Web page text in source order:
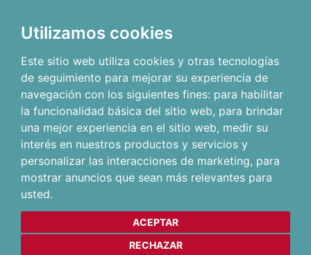
Utilizamos cookies
Este sitio web utiliza cookies y otras tecnologías
de seguimiento para mejorar su experiencia de
navegación con los siguientes fines: para habilitar
la funcionalidad básica del sitio web, para brindar
una mejor experiencia en el sitio web, medir su
interés en nuestros productos y servicios y
personalizar las interacciones de marketing, para
mostrar anuncios que sean más relevantes para
usted.
ACEPTAR
RECHAZAR